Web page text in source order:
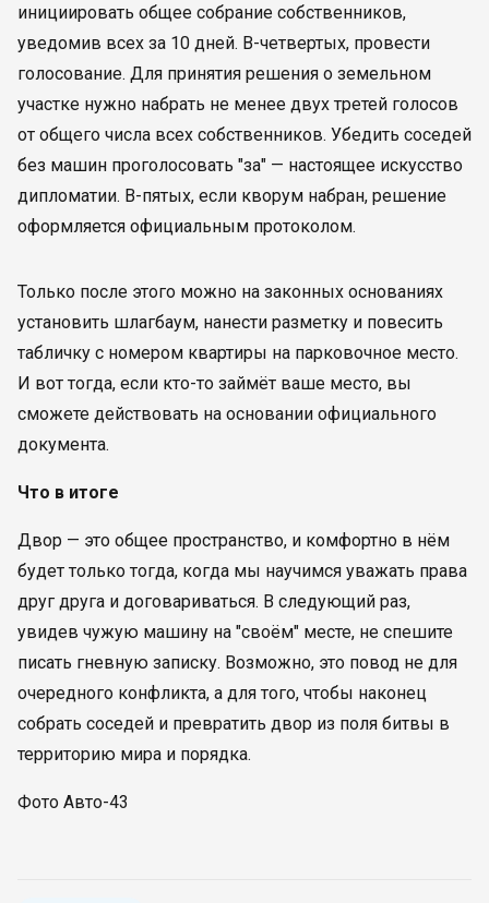
инициировать общее собрание собственников,
уведомив всех за 10 дней. В-четвертых, провести
голосование. Для принятия решения о земельном
участке нужно набрать не менее двух третей голосов
от общего числа всех собственников. Убедить соседей
без машин проголосовать "за" — настоящее искусство
дипломатии. В-пятых, если кворум набран, решение
оформляется официальным протоколом.
Только после этого можно на законных основаниях
установить шлагбаум, нанести разметку и повесить
табличку с номером квартиры на парковочное место.
И вот тогда, если кто-то займёт ваше место, вы
сможете действовать на основании официального
документа.
Что в итоге
Двор — это общее пространство, и комфортно в нём
будет только тогда, когда мы научимся уважать права
друг друга и договариваться. В следующий раз,
увидев чужую машину на "своём" месте, не спешите
писать гневную записку. Возможно, это повод не для
очередного конфликта, а для того, чтобы наконец
собрать соседей и превратить двор из поля битвы в
территорию мира и порядка.
Фото Авто-43